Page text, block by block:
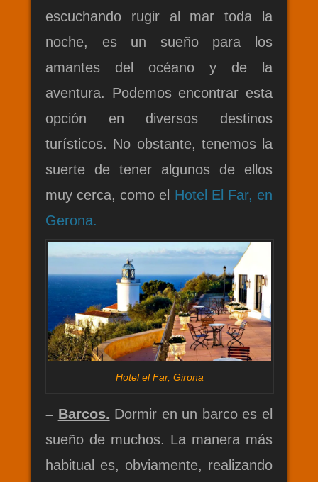
escuchando rugir al mar toda la
noche, es un sueño para los
amantes del océano y de la
aventura. Podemos encontrar esta
opción en diversos destinos
turísticos. No obstante, tenemos la
suerte de tener algunos de ellos
muy cerca, como el Hotel El Far, en
Gerona.
Hotel el Far, Girona
– Barcos. Dormir en un barco es el
sueño de muchos. La manera más
habitual es, obviamente, realizando